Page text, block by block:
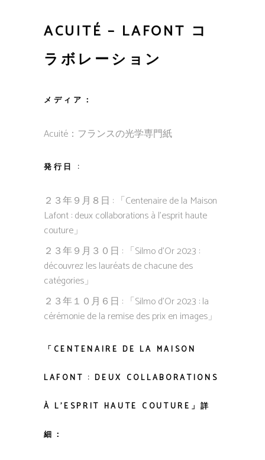
ACUITÉ – LAFONT コ
ラボレーション
メディア：
Acuité：フランスの光学専門紙
発行日 :
２３年９月８日 : 「Centenaire de la Maison
Lafont : deux collaborations à l’esprit haute
couture」
２３年９月３０日 : 「Silmo d’Or 2023 :
découvrez les lauréats de chacune des
catégories」
２３年１０月６日 : 「Silmo d’Or 2023 : la
cérémonie de la remise des prix en images」
「CENTENAIRE DE LA MAISON
LAFONT : DEUX COLLABORATIONS
À L’ESPRIT HAUTE COUTURE」詳
細：